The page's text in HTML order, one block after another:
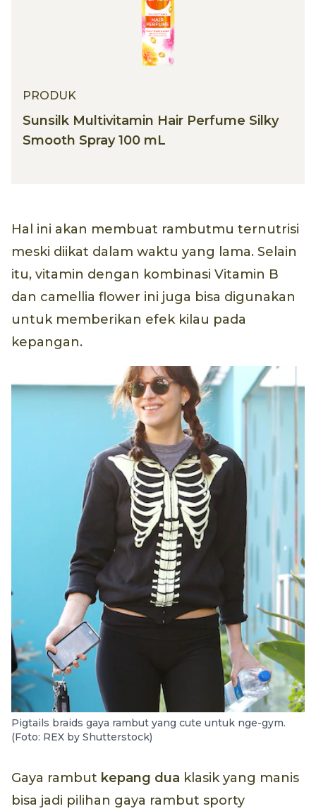
PRODUK
Sunsilk Multivitamin Hair Perfume Silky
Smooth Spray 100 mL
Hal ini akan membuat rambutmu ternutrisi
meski diikat dalam waktu yang lama. Selain
itu, vitamin dengan kombinasi Vitamin B
dan camellia flower ini juga bisa digunakan
untuk memberikan efek kilau pada
kepangan.
Pigtails braids gaya rambut yang cute untuk nge-gym.
(Foto: REX by Shutterstock)
Gaya rambut kepang dua klasik yang manis
bisa jadi pilihan gaya rambut sporty